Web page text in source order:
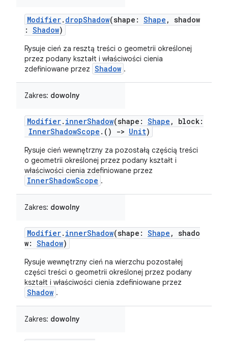
Modifier. dropShadow(shape: Shape , shadow
: Shadow)
Rysuje cień za resztą treści o geometrii określonej
przez podany kształt i właściwości cienia
zdefiniowane przez Shadow .
Zakres: dowolny
Modifier. innerShadow(shape: Shape , block:
InnerShadowScope .() -> Unit)
Rysuje cień wewnętrzny za pozostałą częścią treści
o geometrii określonej przez podany kształt i
właściwości cienia zdefiniowane przez
InnerShadowScope .
Zakres: dowolny
Modifier. innerShadow(shape: Shape , shado
w: Shadow)
Rysuje wewnętrzny cień na wierzchu pozostałej
części treści o geometrii określonej przez podany
kształt i właściwości cienia zdefiniowane przez
Shadow .
Zakres: dowolny